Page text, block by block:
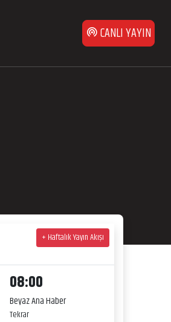
CANLI YAYIN
+ Haftalık Yayın Akışı
08:00
Beyaz Ana Haber
Tekrar